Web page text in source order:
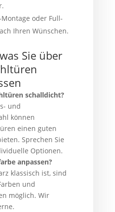
oder Full-
Ihren Wünschen.
Sie über
schalldicht?
und
können
einen guten
Sprechen Sie
Optionen.
anpassen?
klassisch ist, sind
und
möglich. Wir